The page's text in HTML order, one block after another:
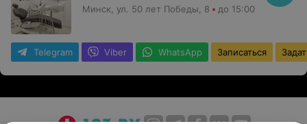
Минск, ул. 50 лет Победы, 8 до 15:00
Telegram Viber WhatsApp Записаться